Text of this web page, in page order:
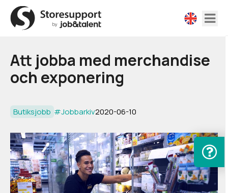
Att jobba med merchandise
och exponering
Butiksjobb #Jobbarkiv2020-06-10